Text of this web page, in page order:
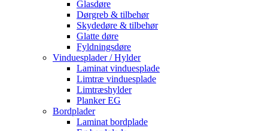
Glasdøre
Dørgreb & tilbehør
Skydedøre & tilbehør
Glatte døre
Fyldningsdøre
Vinduesplader / Hylder
Laminat vinduesplade
Limtræ vinduesplade
Limtræshylder
Planker EG
Bordplader
Laminat bordplade